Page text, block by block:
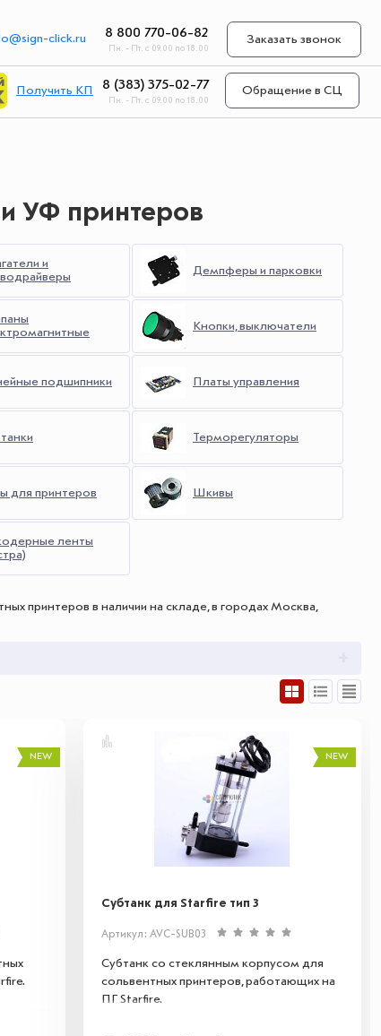
click.ru 8 800 770-06-82
Пн. - Пт. с 09.00 по 18.00
Заказать звонок
Получить КП 8 (383) 375-02-77
Пн. - Пт. с 09.00 по 18.00
Обращение в СЦ
УФ принтеров
и
Демпферы и парковки
Кнопки, выключатели
подшипники Платы управления
Терморегуляторы
для принтеров Шкивы
ленты
принтеров в наличии на складе, в городах Москва,
NEW NEW
Субтанк для Starfire тип 3
Артикул: AVC-SUB03
Субтанк со стеклянным корпусом для
сольвентных принтеров, работающих на
ПГ Starfire.